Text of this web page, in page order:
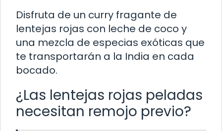
Disfruta de un curry fragante de
lentejas rojas con leche de coco y
una mezcla de especias exóticas que
te transportarán a la India en cada
bocado.
¿Las lentejas rojas peladas
necesitan remojo previo?